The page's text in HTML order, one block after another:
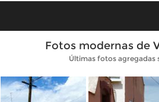
Fotos modernas de
Últimas fotos agregadas